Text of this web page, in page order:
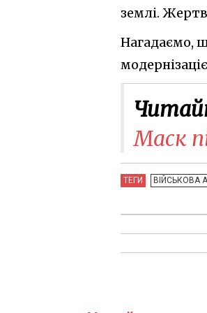
землі.
Нагадаємо,
Маск
ТЕГИ ВІЙСЬКОВА